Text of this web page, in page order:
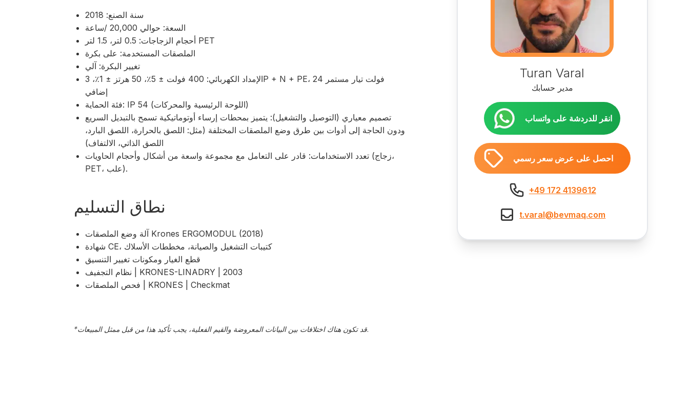
سنة الصنع: 2018
السعة: حوالي 20,000 /ساعة
أحجام الزجاجات: 0.5 لتر، 1.5 لتر PET
الملصقات المستخدمة: على بكرة
تغيير البكرة: آلي
الإمداد الكهربائي: 400 فولت ± 5٪، 50 هرتز ± 1٪، 3P + N + PE، 24 فولت تيار مستمر
إضافي
فئة الحماية: IP 54 (اللوحة الرئيسية والمحركات)
تصميم معياري (التوصيل والتشغيل): يتميز بمحطات إرساء أوتوماتيكية تسمح بالتبديل السريع
ودون الحاجة إلى أدوات بين طرق وضع الملصقات المختلفة (مثل: اللصق بالحرارة، اللصق البارد،
اللصق الذاتي، الالتفاف)
تعدد الاستخدامات: قادر على التعامل مع مجموعة واسعة من أشكال وأحجام الحاويات (زجاج،
PET، علب).
نطاق التسليم
آلة وضع الملصقات Krones ERGOMODUL (2018)
شهادة CE، كتيبات التشغيل والصيانة، مخططات الأسلاك
قطع الغيار ومكونات تغيير التنسيق
نظام التجفيف | KRONES-LINADRY | 2003
فحص الملصقات | KRONES | Checkmat
* قد تكون هناك اختلافات بين البيانات المعروضة والقيم الفعلية، يجب تأكيد هذا من قبل ممثل المبيعات.
Turan Varal
مدير حسابك
انقر للدردشة على واتساب
احصل على عرض سعر رسمي
+49 172 4139612
t.varal@bevmaq.com